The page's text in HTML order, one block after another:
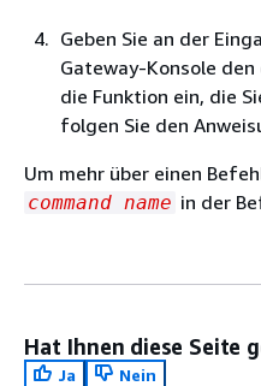
Geben Sie an der
Gateway-Konsole
die Funktion ein, die
folgen Sie den
Um mehr über einen
command name in der
Hat Ihnen diese Seite
Ja
Nein